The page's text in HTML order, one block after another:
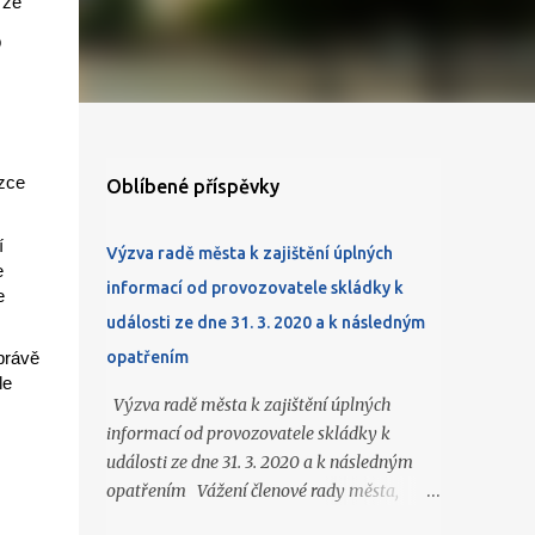
Oblíbené příspěvky
Výzva radě města k zajištění úplných
informací od provozovatele skládky k
události ze dne 31. 3. 2020 a k následným
opatřením
Výzva radě města k zajištění úplných
informací od provozovatele skládky k
události ze dne 31. 3. 2020 a k následným
opatřením Vážení členové rady města,